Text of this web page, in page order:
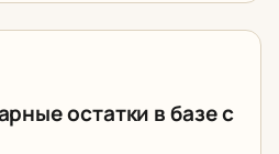
остатки в базе с данными
остатки в базе с